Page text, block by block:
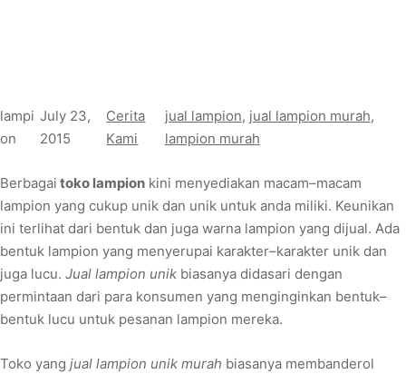
lampi
on
July 23,
2015
Cerita
Kami
jual lampion, jual lampion murah
lampion murah
Berbagai toko lampion kini menyediakan macam–macam
lampion yang cukup unik dan unik untuk anda miliki. Keunikan
ini terlihat dari bentuk dan juga warna lampion yang dijual. Ada
bentuk lampion yang menyerupai karakter–karakter unik dan
juga lucu. Jual lampion unik biasanya didasari dengan
permintaan dari para konsumen yang menginginkan bentuk–
bentuk lucu untuk pesanan lampion mereka.
Toko yang jual lampion unik murah biasanya membanderol